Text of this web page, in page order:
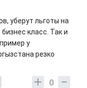
уберут льготы на
класс. Так и
у
резко
0